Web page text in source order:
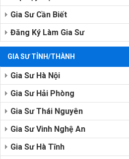
Gia Sư Cần Biết
Đăng Ký Làm Gia Sư
GIA SƯ TỈNH/THÀNH
Gia Sư Hà Nội
Gia Sư Hải Phòng
Gia Sư Thái Nguyên
Gia Sư Vinh Nghệ An
Gia Sư Hà Tĩnh